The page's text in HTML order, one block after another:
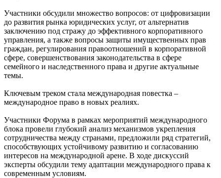
Участники обсудили множество вопросов: от цифровизации
до развития рынка юридических услуг, от альтернатив
заключению под стражу до эффективного корпоративного
управления, а также вопросы защиты имущественных прав
граждан, регулирования правоотношений в корпоративной
сфере, совершенствования законодательства в сфере
семейного и наследственного права и другие актуальные
темы.
Ключевым треком стала международная повестка –
международное право в новых реалиях.
Участники Форума в рамках мероприятий международного
блока провели глубокий анализ механизмов укрепления
сотрудничества между странами, предложили ряд стратегий,
способствующих устойчивому развитию и согласованию
интересов на международной арене. В ходе дискуссий
эксперты обсудили тему адаптации международного права к
современным условиям.